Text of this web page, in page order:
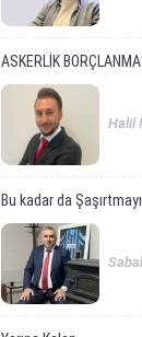
ASKERLİK
Halil
Bu kadar da